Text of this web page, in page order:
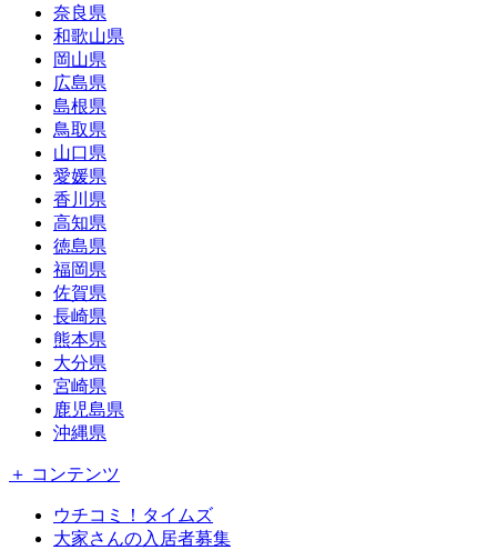
奈良県
和歌山県
岡山県
広島県
島根県
鳥取県
山口県
愛媛県
香川県
高知県
徳島県
福岡県
佐賀県
長崎県
熊本県
大分県
宮崎県
鹿児島県
沖縄県
＋ コンテンツ
ウチコミ！タイムズ
大家さんの入居者募集